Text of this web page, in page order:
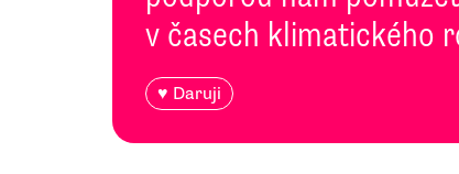
v časech klimatického
♥ Daruji